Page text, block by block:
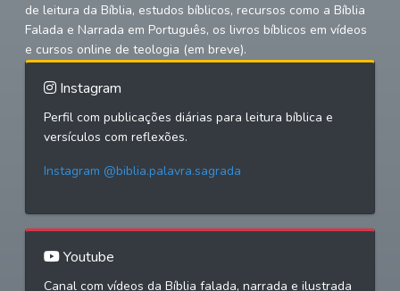
de leitura da Bíblia, estudos bíblicos, recursos como a Bíblia
Falada e Narrada em Português, os livros bíblicos em vídeos
e cursos online de teologia (em breve).
Instagram
Perfil com publicações diárias para leitura bíblica e
versículos com reflexões.
Instagram @biblia.palavra.sagrada
Youtube
Canal com vídeos da Bíblia falada, narrada e ilustrada